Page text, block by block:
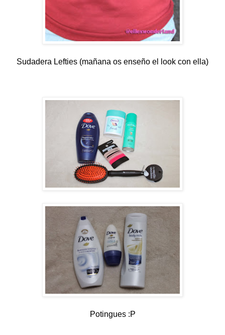
Sudadera Lefties (mañana os enseño el look con ella)
Potingues :P